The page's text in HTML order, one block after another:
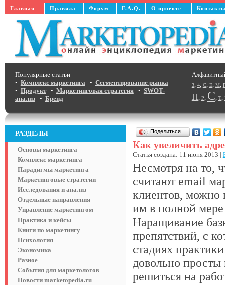
Главная Правила Форум F.A.Q. О проекте
3, 4, C, E, M,
П, Р, С, Т,
Популярные статьи
• Комплекс маркетинга • Сегментирование рынка
• Продукт• Маркетинговая стратегия• SWOT-
анализ• Бренд
РАЗДЕЛЫ
Основы маркетинга
Комплекс маркетинга
Парадигмы маркетинга
Маркетинговые стратегии
Исследования и анализ
Отдельные направления
Управление маркетингом
Практика и кейсы
Книги по маркетингу
Психология
Экономика
Разное
События для маркетологов
Новости marketopedia.ru
Поделиться…
Как увеличить
Статья создана: 11 июня 2013 |
Несмотря на то,
считают email
клиентов, можно
им в полной
Наращивание
препятствий, с
стадиях
довольно
решиться на